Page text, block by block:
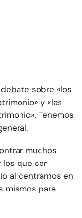
sobre «los
y «las
Tenemos
muchos
los que ser
al centrarnos en
mismos para